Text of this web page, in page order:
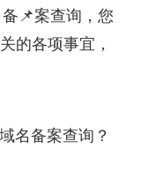
📌案查询，您
的各项事宜，
名备案查询？